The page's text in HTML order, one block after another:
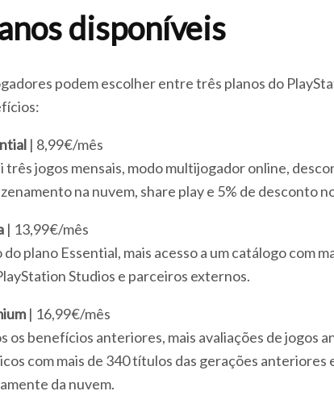
disponíveis
podem escolher entre três planos do
| 8,99€/mês
três jogos mensais, modo multijogador online,
na nuvem, share play e 5% de desconto
| 13,99€/mês
do plano Essential, mais acesso a um catálogo com
Studios e parceiros externos.
| 16,99€/mês
os benefícios anteriores, mais avaliações de jogos
com mais de 340 títulos das gerações anteriores
da nuvem.